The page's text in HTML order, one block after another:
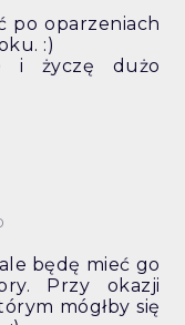
po oparzeniach
:)
i życzę dużo
będę mieć go
Przy okazji
mógłby się